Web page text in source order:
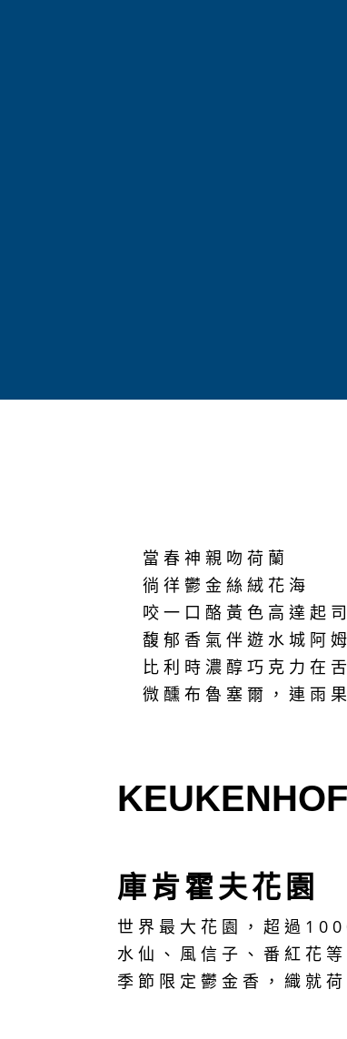
當春神親吻荷蘭
徜徉鬱金絲絨花海
咬一口酪黃色高達起司
馥郁香氣伴遊水城阿
比利時濃醇巧克力在
微醺布魯塞爾，連雨
KEUKENHOF
庫肯霍夫花園
世界最大花園，超過
水仙、風信子、番紅花
季節限定鬱金香，織就